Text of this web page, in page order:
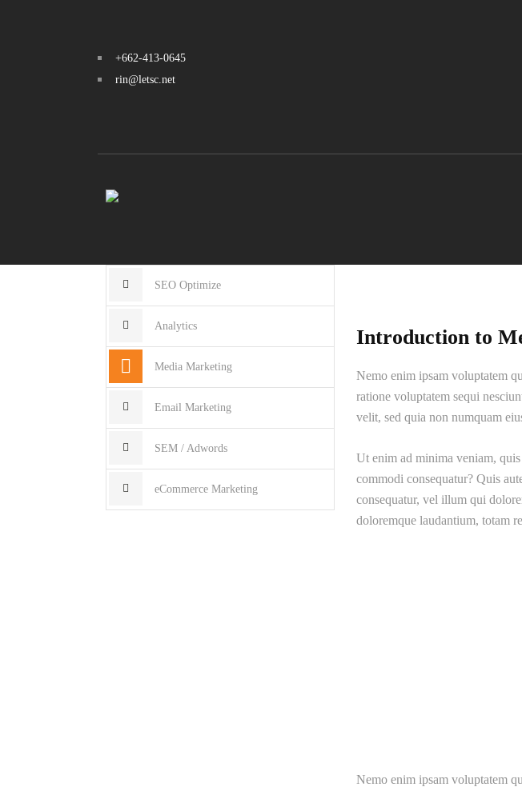
+662-413-0645
rin@letsc.net
SEO Optimize
Analytics
Media Marketing
Email Marketing
SEM / Adwords
eCommerce Marketing
Introduction to
Nemo enim ipsam voluptatem
ratione voluptatem sequi
velit, sed quia non numquam
Ut enim ad minima veniam,
commodi consequatur? Quis
consequatur, vel illum qui
doloremque laudantium, totam
Nemo enim ipsam voluptatem